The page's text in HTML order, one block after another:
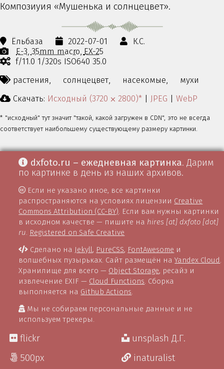
Композиуия «Мушенька и солнцецвет».
Ёльбаза 2022-07-01
К.С.
E-3 35mm macro EX-25
f/11.0 1/320s ISO640 35.0
растения,
солнцецвет, насекомые,
мухи
Скачать: Исходный (3720 ⨉ 2800)* | JPEG | WebP
* "исходный" тут значит "такой, какой загружен в CDN", это не всегда
соответствует наибольшему существующему размеру картинки.
dxfoto.ru – ежедневная картинка. Дарим
по картинке в день из наших архивов.
Если не указано иное, все картинки
распространяются на условиях лицензии Creative
Commons Attribution (CC-BY) . Если вам нужны картинки
в исходном качестве — пишите на hires [at] dxfoto [dot]
ru Registered on Safe Creative
Сделано на Jekyll, PureCSS, FontAwesome и
волшебных пузырьках. Сайт размещён наYandex Cloud
Хранилище для всего — Object Storage, ресайз и
извлечение EXIF — Cloud Functions . Сборка
выполняется на Github Actions
Мы не собираем персональные данные и не
используем трекеры.
flickr
500px
unsplash Д.Г.
inaturalist